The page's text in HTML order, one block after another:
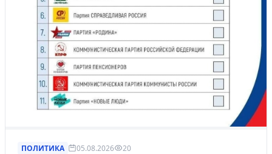
ПОЛИТИКА 05.08.2026 20